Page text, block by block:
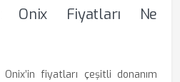
Onix Fiyatları Ne
fiyatları çeşitli donanım